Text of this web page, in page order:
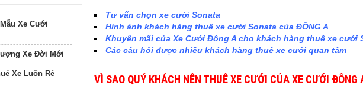
Xe Cưới
Xe Đời Mới
Xe Luôn Rẻ
Tư vấn chọn xe cưới Sonata
Hình ảnh khách hàng thuê xe cưới Sonata của ĐÔNG A
Khuyến mãi của Xe Cưới Đông A cho khách hàng thuê xe cưới
Các câu hỏi được nhiều khách hàng thuê xe cưới quan tâm
VÌ SAO QUÝ KHÁCH NÊN THUÊ XE CƯỚI CỦA XE CƯỚI ĐÔNG